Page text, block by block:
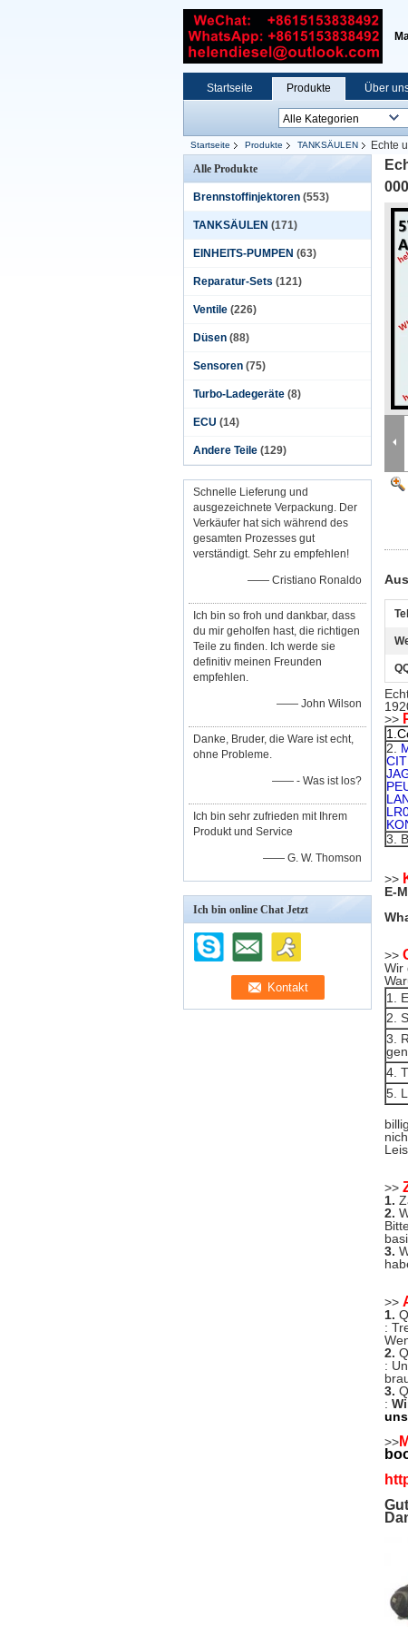
Startseite Produkte Über
Startseite Produkte TANKSÄULEN
Echte
LR009804, LR024834
Alle Produkte
Brennstoffinjektoren (553)
TANKSÄULEN (171)
EINHEITS-PUMPEN (63)
Reparatur-Sets (121)
Ventile (226)
Düsen (88)
Sensoren (75)
Turbo-Ladegeräte (8)
ECU (14)
Andere Teile (129)
Schnelle Lieferung und
ausgezeichnete Verpackung. Der
Verkäufer hat sich während des
gesamten Prozesses gut
verständigt. Sehr zu empfehlen!
—— Cristiano Ronaldo
Ich bin so froh und dankbar, dass
du mir geholfen hast, die richtigen
Teile zu finden. Ich werde sie
definitiv meinen Freunden
empfehlen.
—— John Wilson
Danke, Bruder, die Ware ist echt,
ohne Probleme.
—— - Was ist los?
Ich bin sehr zufrieden mit Ihrem
Produkt und Service
—— G. W. Thomson
Ich bin online Chat Jetzt
>>
2.
3.
>>
E-
>>
Wir
1.
2.
3.
4.
5.
>>
1.
2.
3.
>>
1.
:
2.
:
3.
:
>>